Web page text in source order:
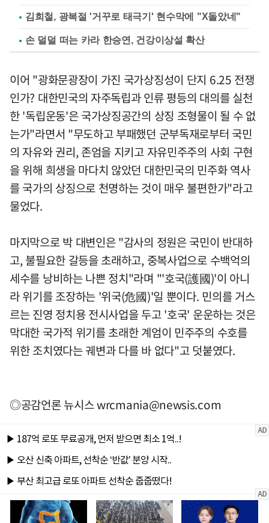
김희철, 광복절 '거꾸로 태극기' 현수막에 "X돌았네"
손 덜덜 떠는 카라 한승연, 건강이상설 확산
이어 "광화문광장이 가진 국가상징성이 단지 6.25 전쟁
인가? 대한민국의 자주독립과 인류 평등의 대의를 실천
한 '독립운동'은 국가상징공간의 상징 조형물이 될 수 없
는가"라면서 "무도하고 부패했던 군부독재로부터 국민
의 자유와 권리, 존엄을 지키고 자유민주주의 사회 구현
을 위해 희생을 마다치 않았던 대한민국의 민주화 역사
를 국가의 상징으로 천명하는 것이 매우 불편한가"라고
물었다.
마지막으로 박 대변인은 "감사의 정원은 국민이 반대하
고, 불필요한 갈등을 초래하고, 중복사업으로 수백억의
세수를 낭비하는 나쁜 정치"라며 "'호국(護國)'이 아니
라 위기를 조장하는 '위국(危國)'일 뿐이다. 민의를 거스
르는 진영 정치용 전시사업을 두고 '호국' 운운하는 것은
막대한 국가적 위기를 초래한 계엄이 민주주의 수호를
위한 조치였다는 궤변과 다를 바 없다"고 덧붙였다.
◎공감언론 뉴시스wrcmania@newsis.com